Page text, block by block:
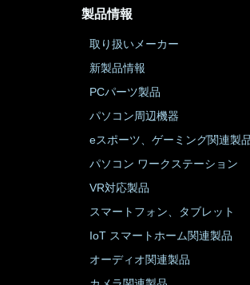
製品情報
取り扱いメーカー
新製品情報
PCパーツ製品
パソコン周辺機器
eスポーツ、ゲーミング関連製
パソコン ワークステーション
VR対応製品
スマートフォン、タブレット
IoT スマートホーム関連製品
オーディオ関連製品